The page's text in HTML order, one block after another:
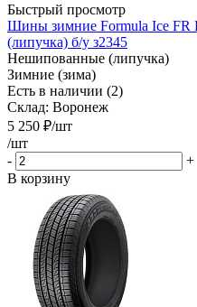
Быстрый просмотр
Шины зимние Formula Ice FR
(липучка) б/у з2345
Нешипованные (липучка)
Зимние (зима)
Есть в наличии (2)
Склад: Воронеж
5 250 ₽/шт
/шт
-
+
В корзину